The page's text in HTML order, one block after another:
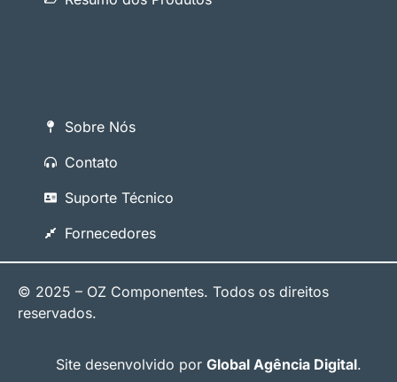
Sobre Nós
Contato
Suporte Técnico
Fornecedores
© 2025 – OZ Componentes. Todos os direitos
reservados.
Site desenvolvido por Global Agência Digital.